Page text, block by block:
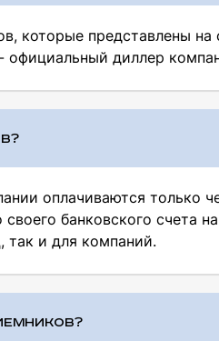
которые представлены на
официальный диллер
оплачиваются только
банковского счета
так и для компаний.